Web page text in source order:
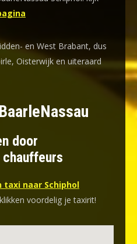
en West Brabant, dus
Oisterwijk en uiteraard
door
taxi naar Schiphol
voordelig je taxirit!